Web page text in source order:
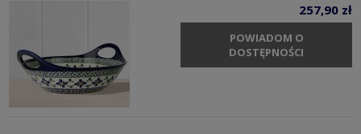
257,90 zł
POWIADOM O
DOSTĘPNOŚCI